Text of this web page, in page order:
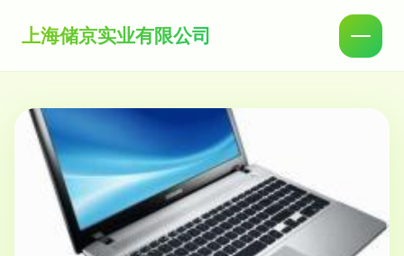
上海储京实业有限公司